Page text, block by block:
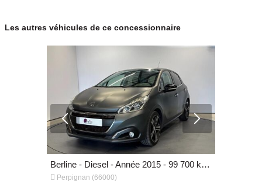
Les autres véhicules de ce concessionnaire
Berline - Diesel - Année 2015 - 99 700 km, 9 990 €
 Perpignan (66000)